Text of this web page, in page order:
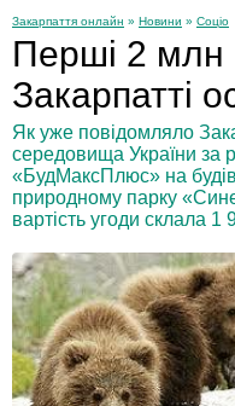
Закарпаття онлайн » Новини » Соціо
Перші 2 млн
Закарпатті
Як уже повідомляло
середовища України за
«БудМаксПлюс» на
природному парку
вартість угоди склала 1